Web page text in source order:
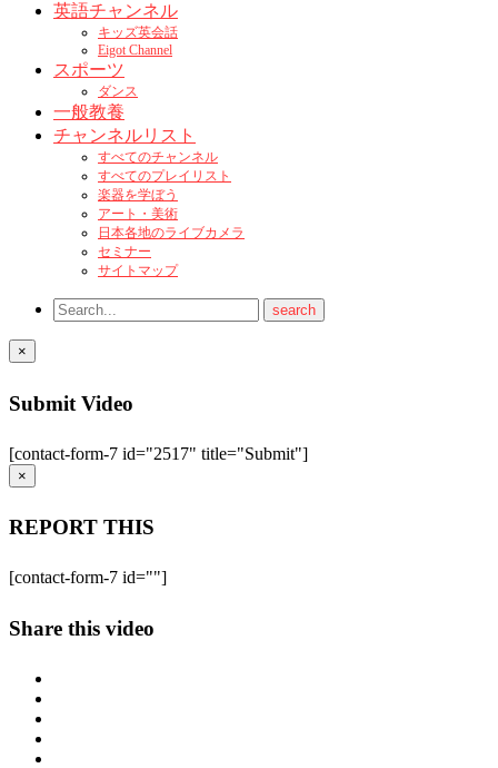
英語チャンネル
キッズ英会話
Eigot Channel
スポーツ
ダンス
一般教養
チャンネルリスト
すべてのチャンネル
すべてのプレイリスト
楽器を学ぼう
アート・美術
日本各地のライブカメラ
セミナー
サイトマップ
×
Submit Video
[contact-form-7 id="2517" title="Submit"]
×
REPORT THIS
[contact-form-7 id=""]
Share this video